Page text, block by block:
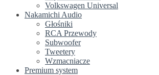
Volkswagen Universal
Nakamichi Audio
Głośniki
RCA Przewody
Subwoofer
Tweetery
Wzmacniacze
Premium system